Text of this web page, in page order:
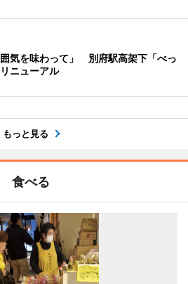
囲気を味わって」 別府駅高架下「べっ
ニューアル
もっと見る
食べる